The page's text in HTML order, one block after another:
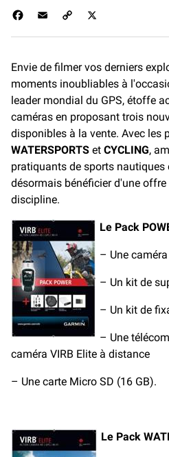
b
o
o
k
l
L
i
n
k
Envie de filmer vos derniers
moments inoubliables à
leader mondial du GPS, étoffe
caméras en proposant trois
disponibles à la vente. Avec les
WATERSPORTS et CYCLING,
pratiquants de sports nautiques
désormais bénéficier d'une
discipline.
Le Pack
– Une
– Un kit de
– Un kit de
– Une
caméra VIRB Elite à distance
– Une carte Micro SD (16 GB).
Le Pack